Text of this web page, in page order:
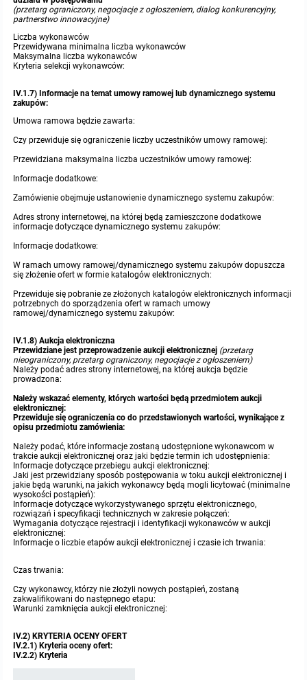
(przetarg ograniczony, negocjacje z ogłoszeniem, dialog konkurencyjny,
partnerstwo innowacyjne)
Liczba wykonawców
Przewidywana minimalna liczba wykonawców
Maksymalna liczba wykonawców
Kryteria selekcji wykonawców:
IV.1.7) Informacje na temat umowy ramowej lub dynamicznego systemu
zakupów:
Umowa ramowa będzie zawarta:
Czy przewiduje się ograniczenie liczby uczestników umowy ramowej:
Przewidziana maksymalna liczba uczestników umowy ramowej:
Informacje dodatkowe:
Zamówienie obejmuje ustanowienie dynamicznego systemu zakupów:
Adres strony internetowej, na której będą zamieszczone dodatkowe
informacje dotyczące dynamicznego systemu zakupów:
Informacje dodatkowe:
W ramach umowy ramowej/dynamicznego systemu zakupów dopuszcza
się złożenie ofert w formie katalogów elektronicznych:
Przewiduje się pobranie ze złożonych katalogów elektronicznych informacji
potrzebnych do sporządzenia ofert w ramach umowy
ramowej/dynamicznego systemu zakupów:
IV.1.8) Aukcja elektroniczna
Przewidziane jest przeprowadzenie aukcji elektronicznej (przetarg
nieograniczony, przetarg ograniczony, negocjacje z ogłoszeniem)
Należy podać adres strony internetowej, na której aukcja będzie
prowadzona:
Należy wskazać elementy, których wartości będą przedmiotem aukcji
elektronicznej:
Przewiduje się ograniczenia co do przedstawionych wartości, wynikające z
opisu przedmiotu zamówienia:
Należy podać, które informacje zostaną udostępnione wykonawcom w
trakcie aukcji elektronicznej oraz jaki będzie termin ich udostępnienia:
Informacje dotyczące przebiegu aukcji elektronicznej:
Jaki jest przewidziany sposób postępowania w toku aukcji elektronicznej i
jakie będą warunki, na jakich wykonawcy będą mogli licytować (minimalne
wysokości postąpień):
Informacje dotyczące wykorzystywanego sprzętu elektronicznego,
rozwiązań i specyfikacji technicznych w zakresie połączeń:
Wymagania dotyczące rejestracji i identyfikacji wykonawców w aukcji
elektronicznej:
Informacje o liczbie etapów aukcji elektronicznej i czasie ich trwania:
Czas trwania:
Czy wykonawcy, którzy nie złożyli nowych postąpień, zostaną
zakwalifikowani do następnego etapu:
Warunki zamknięcia aukcji elektronicznej:
IV.2) KRYTERIA OCENY OFERT
IV.2.1) Kryteria oceny ofert:
IV.2.2) Kryteria